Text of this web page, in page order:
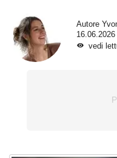
Autore
vedi